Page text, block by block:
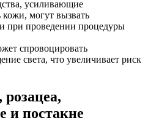
усиливающие
кожи, могут вызвать
при проведении процедуры
спровоцировать
света, что увеличивает риск
и постакне